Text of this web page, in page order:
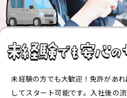
未経験の方でも大歓迎！免許があ
してスタート可能です。入社後の